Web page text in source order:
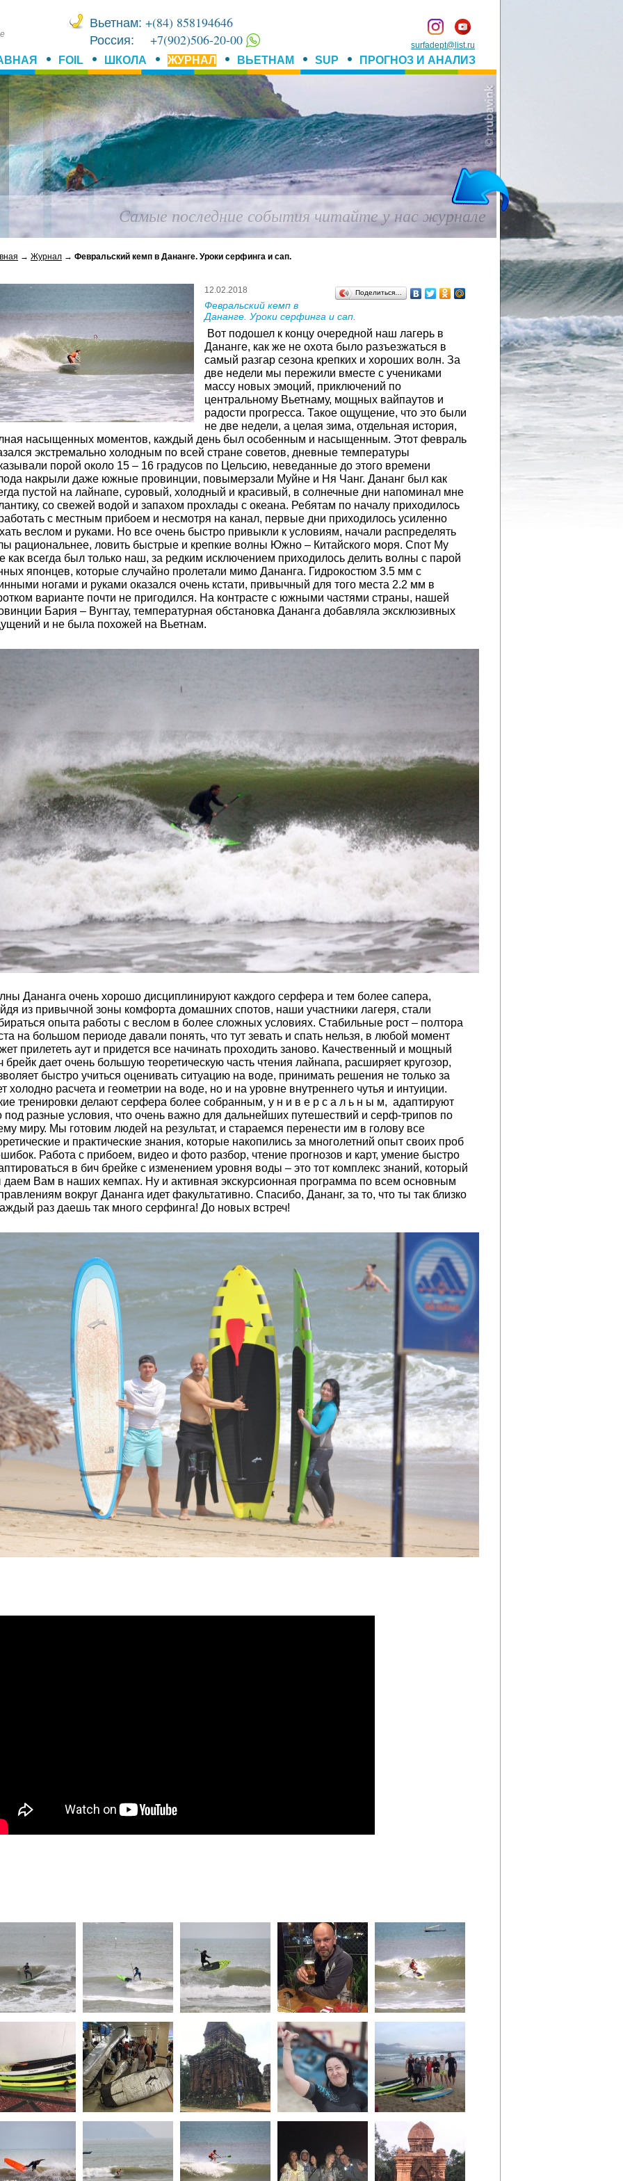
Вьетнам: +(84) 858194646
Россия: +7(902)506-20-00 surfadept@list.ru
FOIL ШКОЛА ЖУРНАЛ ВЬЕТНАМ SUP ПРОГНОЗ И АНАЛИЗ
В Приморье есть волны и настоящий серфинг!
→ Журнал → Февральский кемп в Дананге. Уроки серфинга и сап.
Поделиться…
12.02.2018
Февральский кемп в
Дананге. Уроки серфинга и сап.
Вот подошел к концу очередной наш лагерь в
Дананге, как же не охота было разъезжаться в
самый разгар сезона крепких и хороших волн. За
две недели мы пережили вместе с учениками
массу новых эмоций, приключений по
центральному Вьетнаму, мощных вайпаутов и
радости прогресса. Такое ощущение, что это были
не две недели, а целая зима, отдельная история,
насыщенных моментов, каждый день был особенным и насыщенным. Этот февраль
экстремально холодным по всей стране советов, дневные температуры
порой около 15 – 16 градусов по Цельсию, неведанные до этого времени
накрыли даже южные провинции, повымерзали Муйне и Ня Чанг. Дананг был как
пустой на лайнапе, суровый, холодный и красивый, в солнечные дни напоминал мне
со свежей водой и запахом прохлады с океана. Ребятам по началу приходилось
с местным прибоем и несмотря на канал, первые дни приходилось усиленно
веслом и руками. Но все очень быстро привыкли к условиям, начали распределять
рациональнее, ловить быстрые и крепкие волны Южно – Китайского моря. Спот My
как всегда был только наш, за редким исключением приходилось делить волны с парой
японцев, которые случайно пролетали мимо Дананга. Гидрокостюм 3.5 мм с
ногами и руками оказался очень кстати, привычный для того места 2.2 мм в
варианте почти не пригодился. На контрасте с южными частями страны, нашей
Бария – Вунгтау, температурная обстановка Дананга добавляла эксклюзивных
и не была похожей на Вьетнам.
Дананга очень хорошо дисциплинируют каждого серфера и тем более сапера,
из привычной зоны комфорта домашних спотов, наши участники лагеря, стали
опыта работы с веслом в более сложных условиях. Стабильные рост – полтора
на большом периоде давали понять, что тут зевать и спать нельзя, в любой момент
прилететь аут и придется все начинать проходить заново. Качественный и мощный
брейк дает очень большую теоретическую часть чтения лайнапа, расширяет кругозор,
быстро учиться оценивать ситуацию на воде, принимать решения не только за
холодно расчета и геометрии на воде, но и на уровне внутреннего чутья и интуиции.
тренировки делают серфера более собранным, у н и в е р с а л ь н ы м, адаптируют
под разные условия, что очень важно для дальнейших путешествий и серф-трипов по
миру. Мы готовим людей на результат, и стараемся перенести им в голову все
и практические знания, которые накопились за многолетний опыт своих проб
Работа с прибоем, видео и фото разбор, чтение прогнозов и карт, умение быстро
в бич брейке с изменением уровня воды – это тот комплекс знаний, который
Вам в наших кемпах. Ну и активная экскурсионная программа по всем основным
вокруг Дананга идет факультативно. Спасибо, Дананг, за то, что ты так близко
раз даешь так много серфинга! До новых встреч!